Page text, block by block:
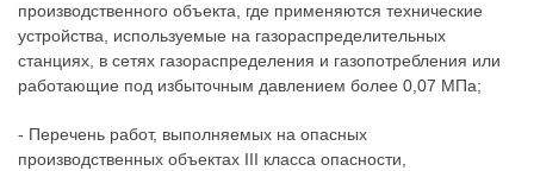
производственного объекта, где применяются технические
устройства, используемые на газораспределительных
станциях, в сетях газораспределения и газопотребления или
работающие под избыточным давлением более 0,07 МПа;
- Перечень работ, выполняемых на опасных
производственных объектах III класса опасности,